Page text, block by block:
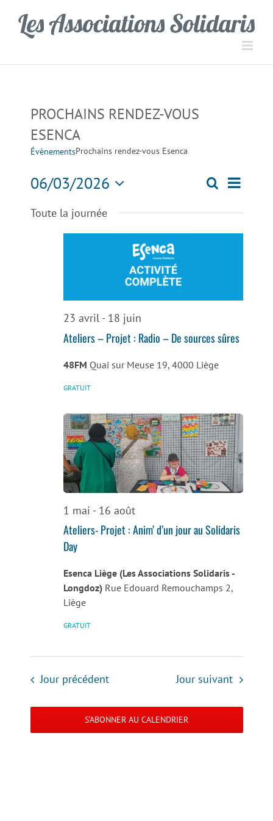
contenu
PROCHAINS RENDEZ-VOUS
ESENCA
ÉvènementsProchains rendez-vous Esenca
Recherche
vues
Recherche
vues
Jour
06/03/2026
une
Toute la journée
23 avril- 18 juin
Ateliers – Projet : Radio – De sources sûres
48FM Quai sur Meuse 19, 4000 Liège
GRATUIT
1 mai - 16 août
Ateliers- Projet : Anim’ d’un jour au Solidaris
Day
Esenca Liège (Les Associations Solidaris -
Longdoz) Rue Edouard Remouchamps 2,
Liège
GRATUIT
Jour précédent Jour suivant
S’ABONNER AU CALENDRIER